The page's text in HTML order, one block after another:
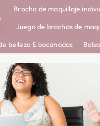
Brocha de maquillaje
Juego de brochas de
belleza & bocanadas